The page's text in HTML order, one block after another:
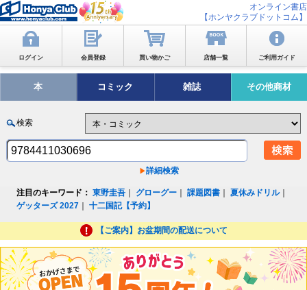
オンライン書店
【ホンヤクラブドットコム】
ログイン 会員登録 買い物かご 店舗一覧 ご利用ガイド
本 コミック 雑誌 その他商材
検索
詳細検索
注目のキーワード： 東野圭吾 グローグー ｜課題図書 ｜夏休みドリル｜
ゲッターズ 2027 ｜十二国記【予約】
【ご案内】お盆期間の配送について